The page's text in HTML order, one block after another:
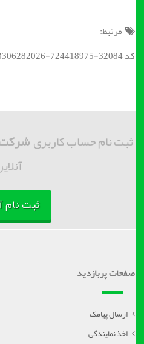
مرتبط:
کد BSC : 46341183306282026-724418975-32084;
ثبت نام حساب کاربریشرکت
آنلاین
ثبت نام
صفحات پربازدید
ارسال پیامک
اخذ نمایندگی